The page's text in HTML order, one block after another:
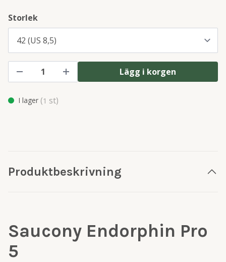
Storlek
Lägg i korgen
I lager (1 st)
Produktbeskrivning
Saucony Endorphin Pro
5